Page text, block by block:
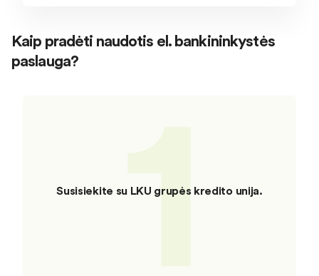
Kaip pradėti naudotis el. bankininkystės
paslauga?
1
Susisiekite su LKU grupės kredito unija.